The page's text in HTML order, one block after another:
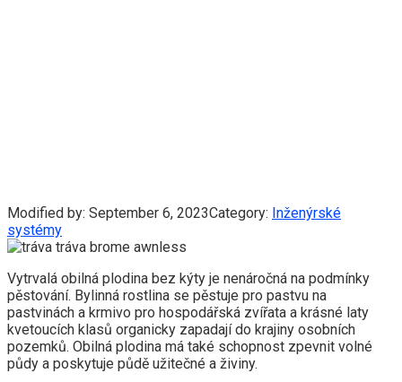
Modified by: September 6, 2023Category: Inženýrské
systémy
Vytrvalá obilná plodina bez kýty je nenáročná na podmínky
pěstování. Bylinná rostlina se pěstuje pro pastvu na
pastvinách a krmivo pro hospodářská zvířata a krásné laty
kvetoucích klasů organicky zapadají do krajiny osobních
pozemků. Obilná plodina má také schopnost zpevnit volné
půdy a poskytuje půdě užitečné a živiny.